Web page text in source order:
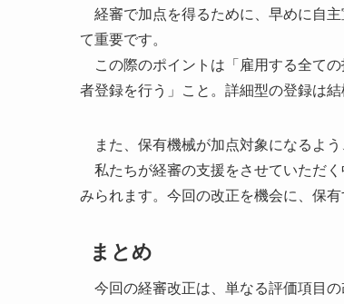
経審で加点を得るために、早めに自
て重要です。
この際のポイントは「雇用する全て
者登録を行う」こと。詳細型の登録は
また、保有機械が加点対象になるよう
私たちが経審の支援をさせていただ
みられます。今回の改正を機会に、保
まとめ
今回の経審改正は、単なる評価項目の